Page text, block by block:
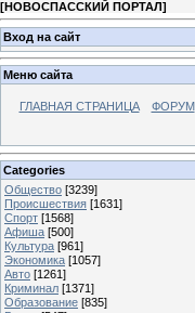
[НОВОСПАССКИЙ ПОРТАЛ]
Вход на сайт
Меню сайта
ГЛАВНАЯ СТРАНИЦА ФОРУМ
Categories
Общество [3239]
Происшествия [1631]
Спорт [1568]
Афиша [500]
Культура [961]
Экономика [1057]
Авто [1261]
Криминал [1371]
Образование [835]